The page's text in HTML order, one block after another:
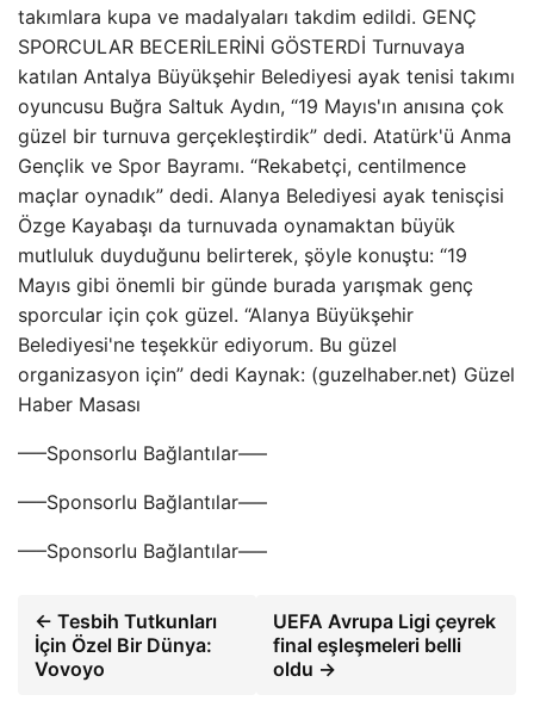
takımlara kupa ve madalyaları takdim edildi. GENÇ
SPORCULAR BECERİLERİNİ GÖSTERDİ Turnuvaya
katılan Antalya Büyükşehir Belediyesi ayak tenisi takımı
oyuncusu Buğra Saltuk Aydın, “19 Mayıs'ın anısına çok
güzel bir turnuva gerçekleştirdik” dedi. Atatürk'ü Anma
Gençlik ve Spor Bayramı. “Rekabetçi, centilmence
maçlar oynadık” dedi. Alanya Belediyesi ayak tenisçisi
Özge Kayabaşı da turnuvada oynamaktan büyük
mutluluk duyduğunu belirterek, şöyle konuştu: “19
Mayıs gibi önemli bir günde burada yarışmak genç
sporcular için çok güzel. “Alanya Büyükşehir
Belediyesi'ne teşekkür ediyorum. Bu güzel
organizasyon için” dedi Kaynak: (guzelhaber.net) Güzel
Haber Masası
—–Sponsorlu Bağlantılar—–
—–Sponsorlu Bağlantılar—–
—–Sponsorlu Bağlantılar—–
← Tesbih Tutkunları
İçin Özel Bir Dünya:
Vovoyo
UEFA Avrupa Ligi çeyrek
final eşleşmeleri belli
oldu →